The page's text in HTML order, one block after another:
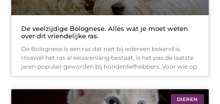
De veelzijdige Bolognese. Alles wat je moet weten
over dit vriendelijke ras.
De Bolognese is een ras dat niet bij iedereen bekend is.
Hoewel het ras al eeuwenlang bestaat, is het pas de laatste
jaren populair geworden bij hondenliefhebbers. Voor wie op
DIEREN